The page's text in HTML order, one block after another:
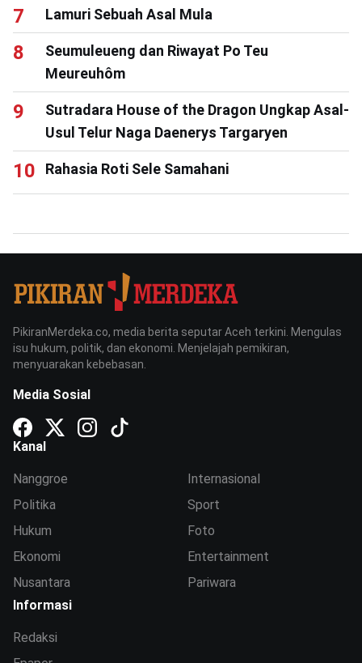
Lamuri Sebuah Asal Mula
Seumuleueng dan Riwayat Po Teu
Meureuhôm
Sutradara House of the Dragon Ungkap Asal-
Usul Telur Naga Daenerys Targaryen
Rahasia Roti Sele Samahani
PikiranMerdeka.co, media berita seputar Aceh terkini. Mengulas
isu hukum, politik, dan ekonomi. Menjelajah pemikiran,
menyuarakan kebebasan.
Media Sosial
Kanal
Nanggroe
Politika
Hukum
Ekonomi
Nusantara
Internasional
Sport
Foto
Entertainment
Pariwara
Informasi
Redaksi